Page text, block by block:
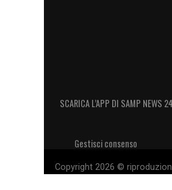
SCARICA L’APP DI SAMP NEWS 24
Gestisci consenso
Copyright 2026 ©